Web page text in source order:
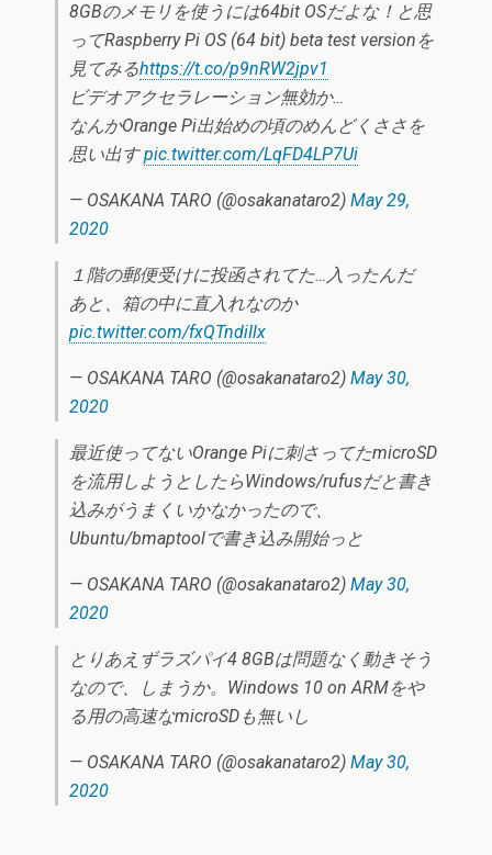
8GBのメモリを使うには64bit OSだよな！と思
ってRaspberry Pi OS (64 bit) beta test versionを
見てみるhttps://t.co/p9nRW2jpv1
ビデオアクセラレーション無効か…
なんかOrange Pi出始めの頃のめんどくささを
思い出すpic.twitter.com/LqFD4LP7Ui
— OSAKANA TARO (@osakanataro2) May 29,
2020
１階の郵便受けに投函されてた…入ったんだ
あと、箱の中に直入れなのか
pic.twitter.com/fxQTndiIlx
— OSAKANA TARO (@osakanataro2) May 30,
2020
最近使ってないOrange Piに刺さってたmicroSD
を流用しようとしたらWindows/rufusだと書き
込みがうまくいかなかったので、
Ubuntu/bmaptoolで書き込み開始っと
— OSAKANA TARO (@osakanataro2) May 30,
2020
とりあえずラズパイ4 8GBは問題なく動きそう
なので、しまうか。Windows 10 on ARMをや
る用の高速なmicroSDも無いし
— OSAKANA TARO (@osakanataro2) May 30,
2020